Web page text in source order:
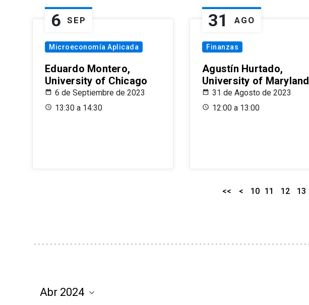
6 SEP
Microeconomía Aplicada
Eduardo Montero,
University of Chicago
6 de Septiembre de 2023
13:30 a 14:30
31 AGO
Finanzas
Agustín Hurtado,
University of Maryland
31 de Agosto de 2023
12:00 a 13:00
<< < 10 11 12 13